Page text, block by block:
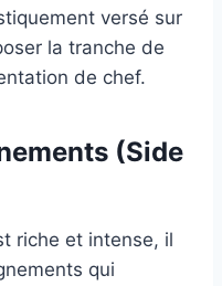
versé sur
la tranche de
de chef.
(Side
riche et intense, il
qui